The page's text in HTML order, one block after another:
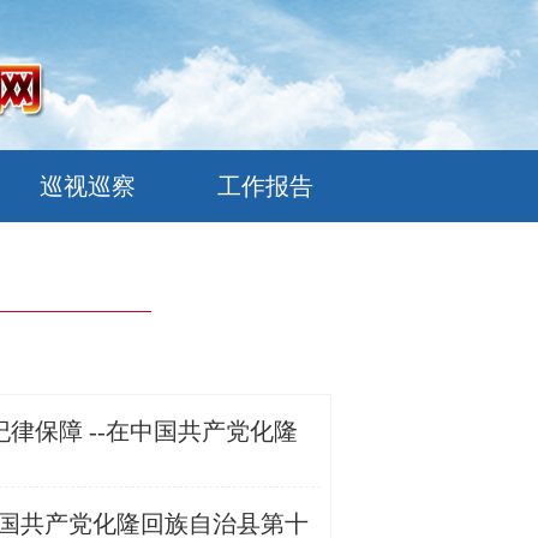
巡视巡察 工作报告
保障 --在中国共产党化隆
共产党化隆回族自治县第十